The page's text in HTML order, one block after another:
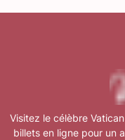
Visitez le célèbre
billets en ligne pour un